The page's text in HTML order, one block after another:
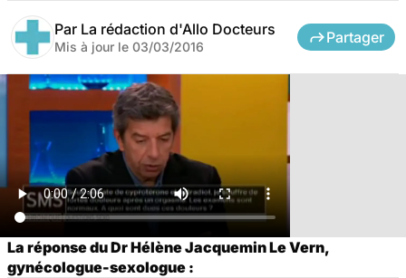
Par La rédaction d'Allo Docteurs
Mis à jour le 03/03/2016
Partager
La réponse du Dr Hélène Jacquemin Le Vern,
gynécologue-sexologue :